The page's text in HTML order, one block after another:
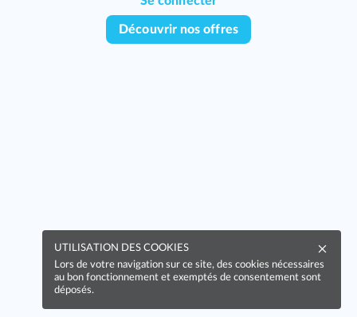
Découvrir nos offres
UTILISATION DES COOKIES
Lors de votre navigation sur ce site, des cookies nécessaires
au bon fonctionnement et exemptés de consentement sont
déposés.